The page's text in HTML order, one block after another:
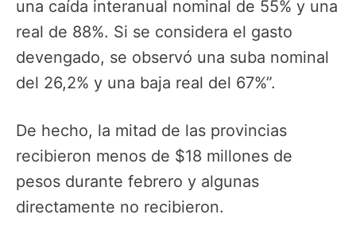
una caída interanual nominal de 55% y una
real de 88%. Si se considera el gasto
devengado, se observó una suba nominal
del 26,2% y una baja real del 67%”.
De hecho, la mitad de las provincias
recibieron menos de $18 millones de
pesos durante febrero y algunas
directamente no recibieron.